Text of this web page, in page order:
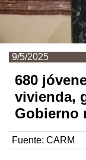
9/5/2025
680
vivienda,
Gobierno
Fuente: CARM